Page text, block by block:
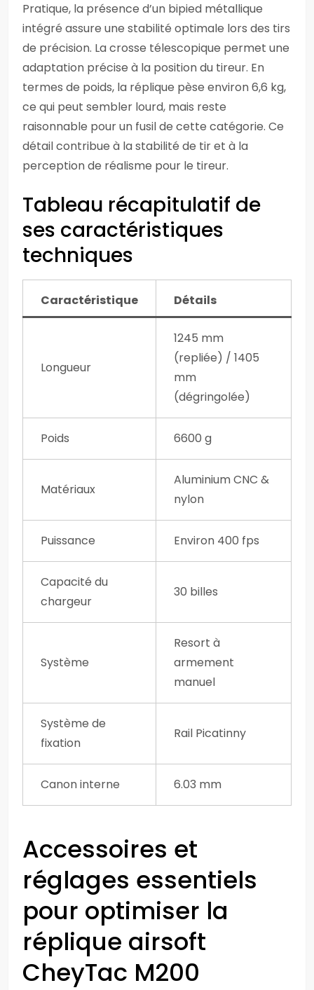
Pratique, la présence d’un bipied métallique
intégré assure une stabilité optimale lors des tirs
de précision. La crosse télescopique permet une
adaptation précise à la position du tireur. En
termes de poids, la réplique pèse environ 6,6 kg,
ce qui peut sembler lourd, mais reste
raisonnable pour un fusil de cette catégorie. Ce
détail contribue à la stabilité de tir et à la
perception de réalisme pour le tireur.
Tableau récapitulatif de
ses caractéristiques
techniques
Caractéristique Détails
Longueur
1245 mm
(repliée) / 1405
mm
(dégringolée)
Poids 6600 g
Matériaux
Aluminium CNC &
nylon
Puissance Environ 400 fps
Capacité du
chargeur
30 billes
Système
Resort à
armement
manuel
Système de
fixation
Rail Picatinny
Canon interne 6.03 mm
Accessoires et
réglages essentiels
pour optimiser la
réplique airsoft
CheyTac M200